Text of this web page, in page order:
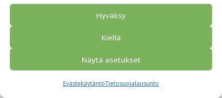
Hyväksy
Kiellä
Näytä asetukset
EvästekäytäntöTietosuojalausunto
Yhteistyökumppanit
Tarjouspyyntö
Anna palautetta
Tietosuojaseloste
© 2026 Porvoo Tours - matkanjärjestäjä / FPW